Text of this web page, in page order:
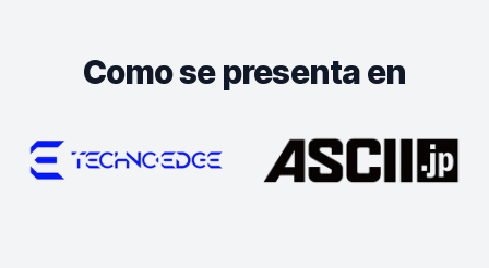
Como se presenta en